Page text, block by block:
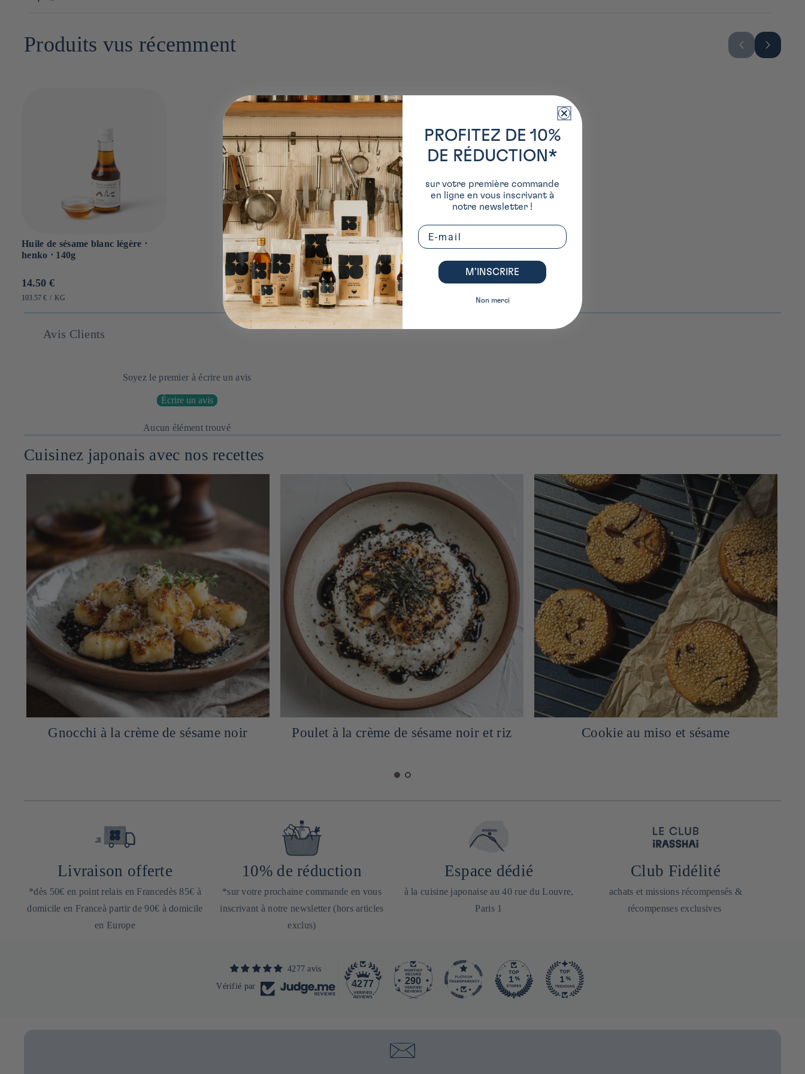
Sel : 0g
Produits vus récemment
Huile de sésame blanc légère ⋅
henko ⋅ 140g
Prix
habituel
14.50 €
PRIX
103.57 € / PAR
KG
Avis Clients
Soyez le premier à écrire un avis
Écrire un avis
Aucun élément trouvé
Cuisinez japonais avec nos recettes
Poulet à la crème de sésame noir et riz Cookie au miso et sésame
Lieu jaune laqué au miso et menthe avec
Livraison offerte
*dès 50€ en point relais en Francedès 85€ à
domicile en Franceà partir de 90€ à domicile
en Europe
10% de réduction
*sur votre prochaine commande en vous
inscrivant à notre newsletter (hors articles
exclus)
Espace dédié
à la cuisine japonaise au 40 rue du Louvre,
Paris 1
Club Fidélité
achats et missions récompensés &
récompenses exclusives
4277 avis
Vérifié par
4277 290
PROFITEZ DE 10%
DE RÉDUCTION*
sur votre première commande
en ligne en vous inscrivant à
notre newsletter !
Email
M’INSCRIRE
Non merci